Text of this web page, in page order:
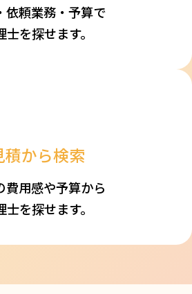
依頼業務・予算で
士を探せます。
積から検索
費用感や予算から
士を探せます。